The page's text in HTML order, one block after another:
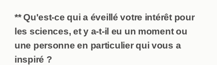
** Qu'est-ce qui a éveillé votre intérêt pour
les sciences, et y a-t-il eu un moment ou
une personne en particulier qui vous a
inspiré ?